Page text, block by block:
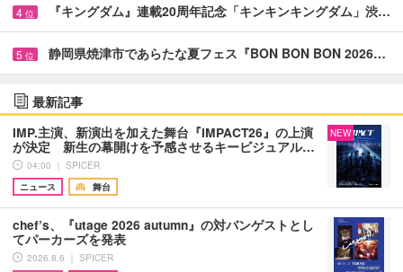
4 位 『キングダム』連載20周年記念「キンキンキングダム」渋…
5 位 静岡県焼津市であらたな夏フェス『BON BON BON 2026…
最新記事
IMP.主演、新演出を加えた舞台『IMPACT26』の上演
が決定 新生の幕開けを予感させるキービジュアル…
04:00 ｜ SPICER
ニュース
舞台
NEW
chef’s、『utage 2026 autumn』の対バンゲストとし
てパーカーズを発表
2026.8.6 ｜ SPICER